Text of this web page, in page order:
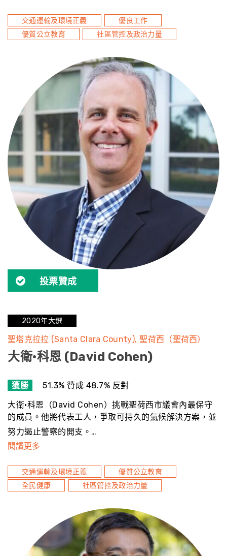
交通運輸及環境正義
優良工作
優質公立教育
社區管控及政治力量
投票贊成
2020年大選
聖塔克拉拉 (Santa Clara County) 聖荷西（聖荷西）
大衛·科恩 (David Cohen)
獲勝 51.3% 贊成 48.7% 反對
大衛·科恩（David Cohen）挑戰聖荷西市議會內最保守
的成員。他將代表工人，爭取可持久的氣候解決方案，並
努力遏止警察的開支。…
閱讀更多
交通運輸及環境正義
優質公立教育
全民健康
社區管控及政治力量